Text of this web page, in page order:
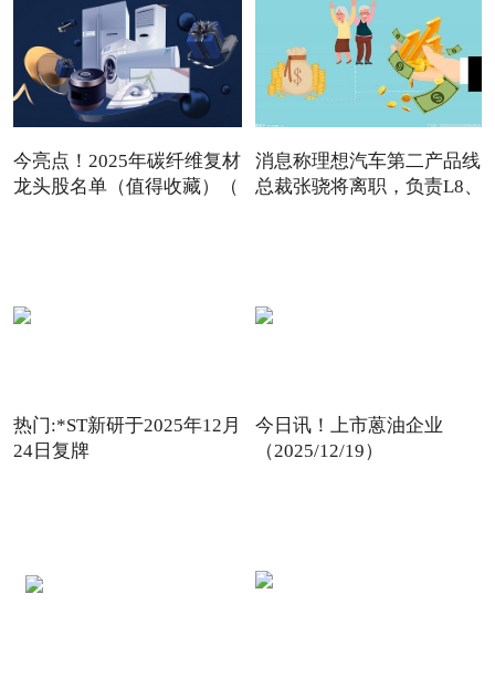
今亮点！2025年碳纤维复材
龙头股名单（值得收藏）（
消息称理想汽车第二产品线
总裁张骁将离职，负责L8、
热门:*ST新研于2025年12月
24日复牌
今日讯！上市蒽油企业
（2025/12/19）